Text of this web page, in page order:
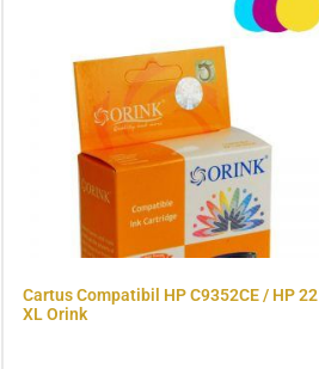
Cartus Compatibil HP C9352CE / HP 22
XL Orink